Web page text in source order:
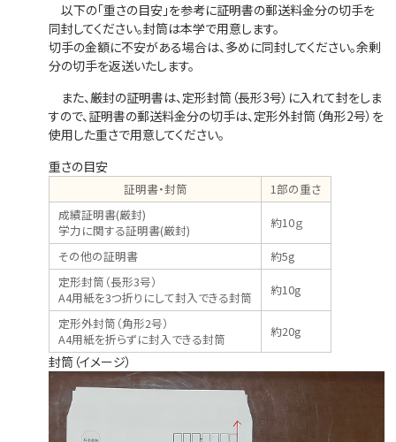
以下の「重さの目安」を参考に証明書の郵送料金分の切手を
同封してください。封筒は本学で用意します。
切手の金額に不安がある場合は、多めに同封してください。余剰
分の切手を返送いたします。
また、厳封の証明書は、定形封筒（長形3号）に入れて封をしま
すので、証明書の郵送料金分の切手は、定形外封筒（角形2号）を
使用した重さで用意してください。
重さの目安
証明書・封筒
1部の重さ
成績証明書(厳封)
学力に関する証明書(厳封)
約10ｇ
その他の証明書
約5g
定形封筒（長形3号）
A4用紙を3つ折りにして封入できる封筒
約10g
定形外封筒（角形2号）
A4用紙を折らずに封入できる封筒
約20g
封筒（イメージ）